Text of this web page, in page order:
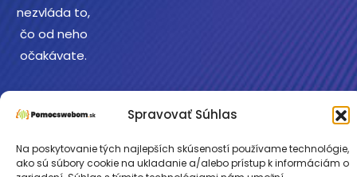
Spravovať Súhlas
Na poskytovanie tých najlepších skúseností používame technológie,
ako sú súbory cookie na ukladanie a/alebo prístup k informáciám o
nezvláda to,
čo od neho
očakávate.
Copyright © 2026
Pomocswebom.sk.
Cookies•Ochrana
osobných údajov